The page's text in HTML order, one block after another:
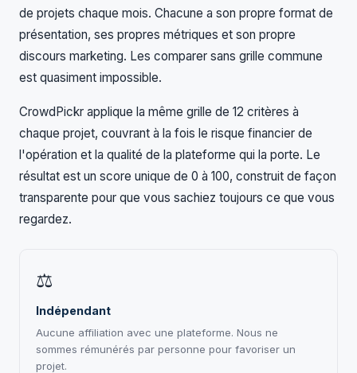
de projets chaque mois. Chacune a son propre format de
présentation, ses propres métriques et son propre
discours marketing. Les comparer sans grille commune
est quasiment impossible.
CrowdPickr applique la même grille de 12 critères à
chaque projet, couvrant à la fois le risque financier de
l'opération et la qualité de la plateforme qui la porte. Le
résultat est un score unique de 0 à 100, construit de façon
transparente pour que vous sachiez toujours ce que vous
regardez.
⚖
Indépendant
Aucune affiliation avec une plateforme. Nous ne
sommes rémunérés par personne pour favoriser un
projet.